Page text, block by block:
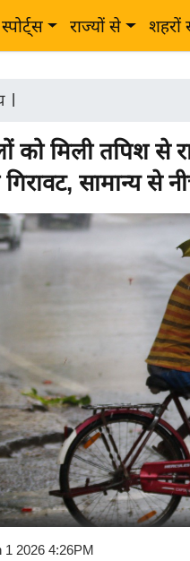
स्पोर्ट्स राज्यों से शहरों
|
को मिली तपिश
सामान्य से
1 2026 4:26PM